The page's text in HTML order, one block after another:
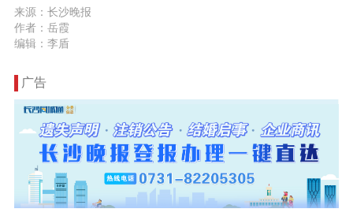
来源：长沙晚报
作者：岳霞
编辑：李盾
广告